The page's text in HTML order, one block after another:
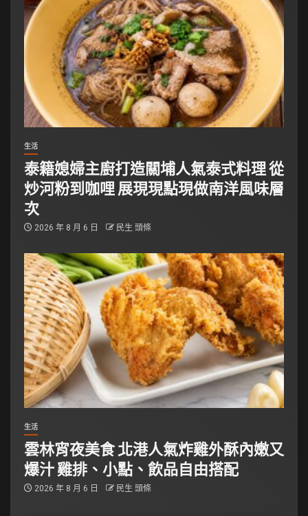
生活
泰籍媳婦主廚打造關埔人氣泰式料理 從
炒河粉到咖哩 展現現點現做南洋風味層
次
2026 年 8 月 6 日 民生 頭條
生活
雲林宵夜美食 北港人氣炸雞外酥內嫩又
爆汁 雞排、小點、飲品自由搭配
2026 年 8 月 6 日 民生 頭條